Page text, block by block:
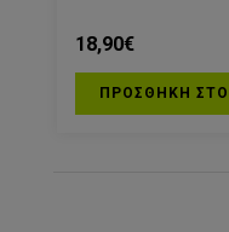
18,90€
ΠΡΟΣΘΗΚΗ ΣΤΟ